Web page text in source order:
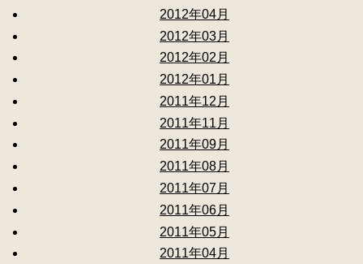
2012年04月
2012年03月
2012年02月
2012年01月
2011年12月
2011年11月
2011年09月
2011年08月
2011年07月
2011年06月
2011年05月
2011年04月